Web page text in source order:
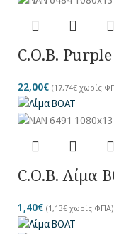
C.O.B.
22,00€ (17,74€ χωρίς
C.O.B. Λίμα
1,40€ (1,13€ χωρίς ΦΠΑ)